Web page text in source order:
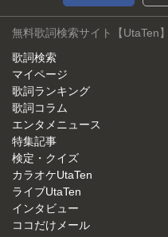
無料歌詞検索サイト【UtaTen】
歌詞検索
マイページ
歌詞ランキング
歌詞コラム
エンタメニュース
特集記事
検定・クイズ
カラオケUtaTen
ライブUtaTen
インタビュー
ココだけメール